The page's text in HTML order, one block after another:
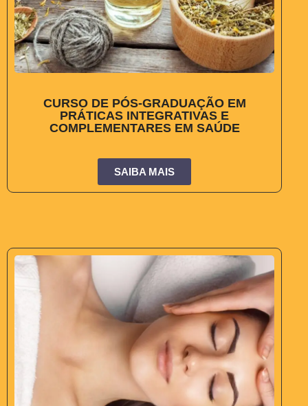
CURSO DE PÓS-GRADUAÇÃO EM
PRÁTICAS INTEGRATIVAS E
COMPLEMENTARES EM SAÚDE
SAIBA MAIS